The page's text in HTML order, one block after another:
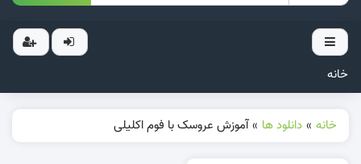
خانه
خانه » دانلود ها » آموزش عروسک با فوم اکلیلی